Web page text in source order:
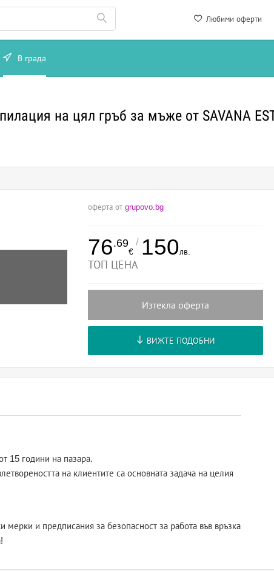
Любими оферти
В града
на цял гръб за мъже от SAVANA
оферта от grupovo.bg
76.69
€
/ 150лв.
ТОП ЦЕНА
Изтекла оферта
ВИЖТЕ ПОДОБНИ
15 години на пазара.
на клиентите са основната задача на целия
мерки и предписания за безопасност за работа във връзка